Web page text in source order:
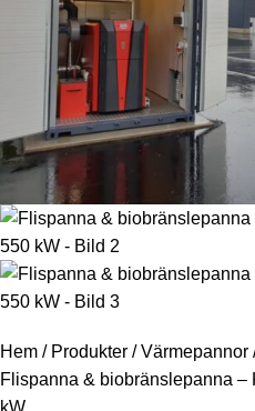
Hem / Produkter /Värmepannor
Flispanna & biobränslepanna
kW